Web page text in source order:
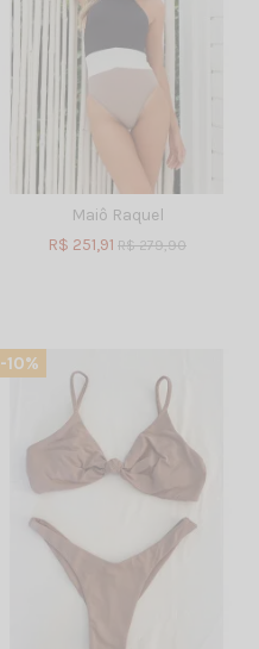
Maiô Raquel
R$ 251,91 R$ 279,90
-10%